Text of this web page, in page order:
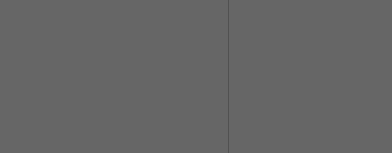
連絡拒否する相続人がいるケース
ゆることを分かりやすくアドバ